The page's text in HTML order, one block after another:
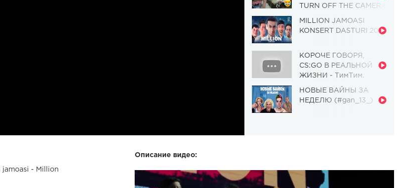
TURN OFF THE CAMERA
Чудовище] (Выпуск 110)
MILLION JAMOASI
KONSERT DASTURI 2019
КОРОЧЕ ГОВОРЯ,
CS:GO В РЕАЛЬНОЙ
ЖИЗНИ - ТимТим.
НОВЫЕ ВАЙНЫ ЗА
НЕДЕЛЮ (#gan_13_)
Описание видео:
jamoasi - Million